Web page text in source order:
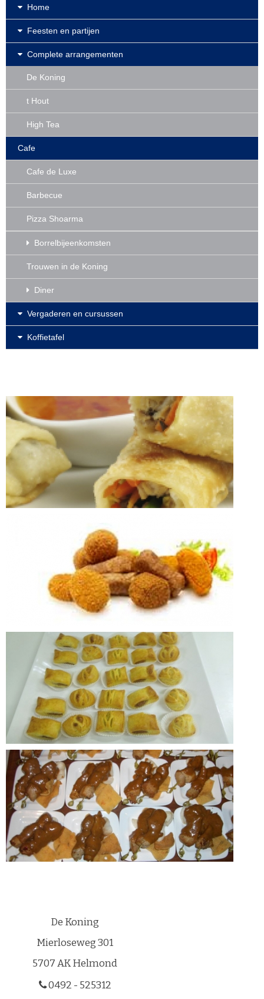
Home
Feesten en partijen
Complete arrangementen
De Koning
t Hout
High Tea
Cafe
Cafe de Luxe
Barbecue
Pizza Shoarma
Borrelbijeenkomsten
Trouwen in de Koning
Diner
Vergaderen en cursussen
Koffietafel
De Koning
Mierloseweg 301
5707 AK Helmond
0492 - 525312